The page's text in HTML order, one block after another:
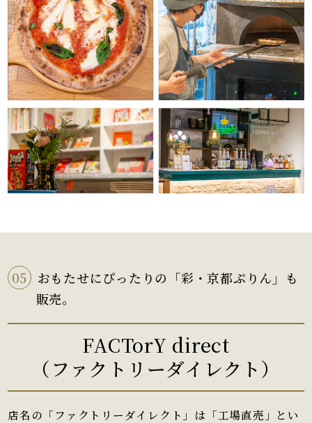
05
おもたせにぴったりの「彩・京都ぷりん」も
販売。
FACTorY direct
（ファクトリーダイレクト）
店名の「ファクトリーダイレクト」は「工場直売」とい